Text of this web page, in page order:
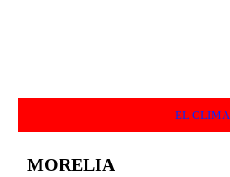
EL CLIMA
MORELIA